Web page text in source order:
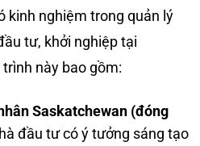
kinh nghiệm trong quản lý
tư, khởi nghiệp tại
này bao gồm:
Saskatchewan (đóng
đầu tư có ý tưởng sáng tạo